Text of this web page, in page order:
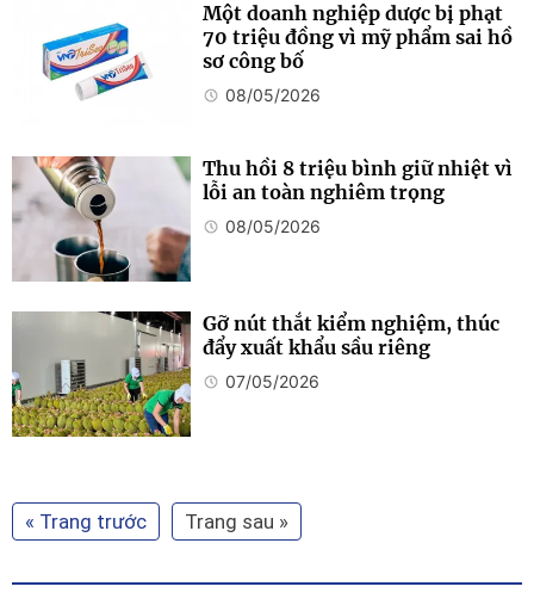
Một doanh nghiệp dược bị phạt
70 triệu đồng vì mỹ phẩm sai hồ
sơ công bố
08/05/2026
Thu hồi 8 triệu bình giữ nhiệt vì
lỗi an toàn nghiêm trọng
08/05/2026
Gỡ nút thắt kiểm nghiệm, thúc
đẩy xuất khẩu sầu riêng
07/05/2026
« Trang trước Trang sau »